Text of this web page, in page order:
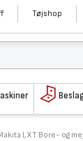
Tøjshop
LXT Bore- og